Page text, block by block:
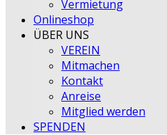
Vermietung
Onlineshop
ÜBER UNS
VEREIN
Mitmachen
Kontakt
Anreise
Mitglied werden
SPENDEN